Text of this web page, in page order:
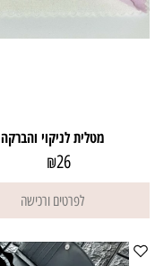
מטלית לניקוי והברקה
₪26
לפרטים ורכישה